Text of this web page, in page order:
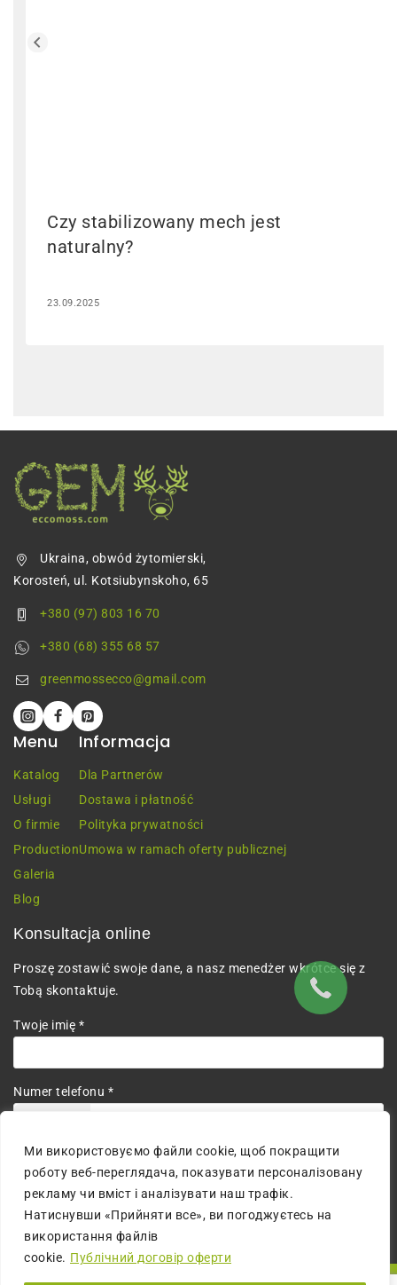
Ми використовуємо файли cookie, щоб покращити
роботу веб-переглядача, показувати персоналізовану
рекламу чи вміст і аналізувати наш трафік.
Натиснувши «Прийняти все», ви погоджуєтесь на
використання файлів
cookie. Публічний договір оферти
Czy stabilizowany mech jest
naturalny?
23.09.2025
Ukraina, obwód żytomierski,
Korosteń, ul. Kotsiubynskoho, 65
+380 (97) 803 16 70
+380 (68) 355 68 57
greenmossecco@gmail.com
Menu
Katalog
Usługi
O firmie
Production
Galeria
Blog
Informacja
Dla Partnerów
Dostawa i płatność
Polityka prywatności
Umowa w ramach oferty publicznej
Konsultacja online
Proszę zostawić swoje dane, a nasz menedżer wkrótce się z
Tobą skontaktuje.
Twoje imię *
Numer telefonu *
Wyrażam zgodę na przetwarzanie danych osobowych.